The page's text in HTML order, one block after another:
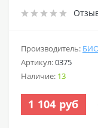
Производитель:
Артикул:0375
Наличие: 13
1 104 руб